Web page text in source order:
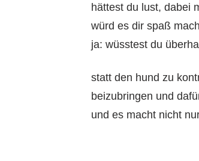
hättest du lust, dabei
würd es dir spaß
ja: wüsstest du
statt den hund zu
beizubringen und
und es macht nicht